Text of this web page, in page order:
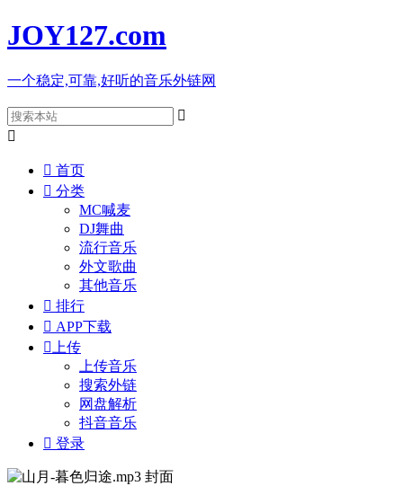
JOY127.com
一个稳定,可靠,好听的音乐外链网


 首页
 分类
MC喊麦
DJ舞曲
流行音乐
外文歌曲
其他音乐
 排行
 APP下载
 上传
上传音乐
搜索外链
网盘解析
抖音音乐
 登录